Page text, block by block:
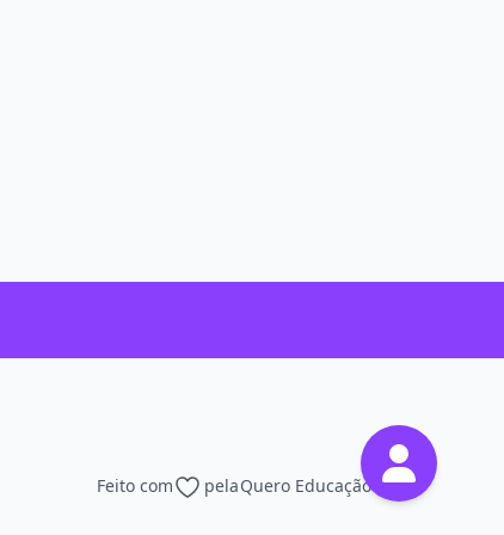
Feito com pelaQuero Educação